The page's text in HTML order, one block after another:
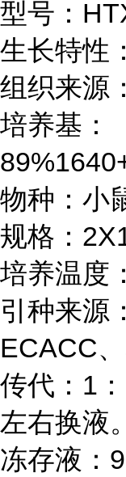
型号：
生长特性
组织来源
培养基：
物种：小
规格：
培养温度
引种来源
ECACC
传代：1
左右换液。
冻存液：